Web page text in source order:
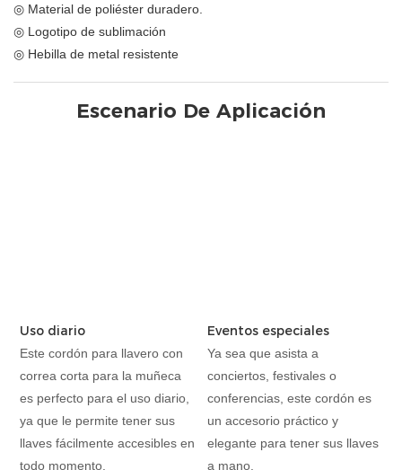
◎ Material de poliéster duradero.
◎ Logotipo de sublimación
◎ Hebilla de metal resistente
Escenario De Aplicación
Uso diario
Este cordón para llavero con
correa corta para la muñeca
es perfecto para el uso diario,
ya que le permite tener sus
llaves fácilmente accesibles en
todo momento.
Eventos especiales
Ya sea que asista a
conciertos, festivales o
conferencias, este cordón es
un accesorio práctico y
elegante para tener sus llaves
a mano.